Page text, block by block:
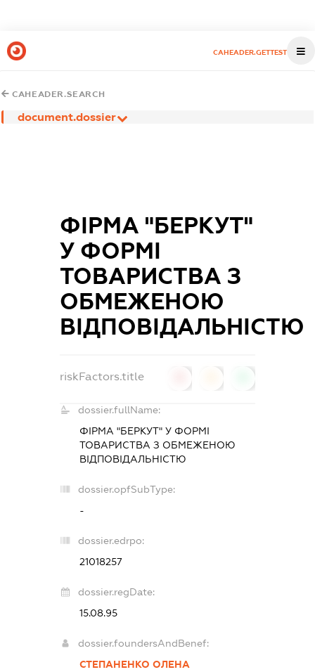
CAHEADER.GETTEST
CAHEADER.SEARCH
document.dossier
ФІРМА "БЕРКУТ"
У ФОРМІ
ТОВАРИСТВА З
ОБМЕЖЕНОЮ
ВІДПОВІДАЛЬНІСТЮ
riskFactors.title
dossier.fullName:
ФІРМА "БЕРКУТ" У ФОРМІ
ТОВАРИСТВА З ОБМЕЖЕНОЮ
ВІДПОВІДАЛЬНІСТЮ
dossier.opfSubType:
-
dossier.edrpo:
21018257
dossier.regDate:
15.08.95
dossier.foundersAndBenef:
СТЕПАНЕНКО ОЛЕНА